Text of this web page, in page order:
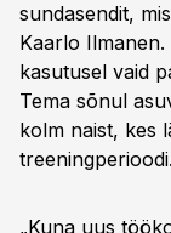
sundasendit,
Kaarlo
kasutusel vaid
Tema sõnul
kolm naist, kes
treeningperioodi.
„Kuna uus